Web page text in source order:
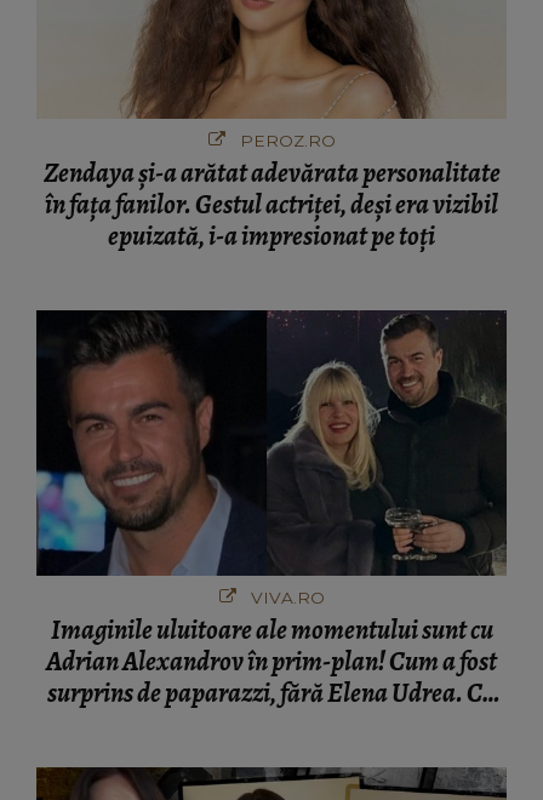
PEROZ.RO
Zendaya și-a arătat adevărata personalitate
în fața fanilor. Gestul actriței, deși era vizibil
epuizată, i-a impresionat pe toți
VIVA.RO
Imaginile uluitoare ale momentului sunt cu
Adrian Alexandrov în prim-plan! Cum a fost
surprins de paparazzi, fără Elena Udrea. Cu